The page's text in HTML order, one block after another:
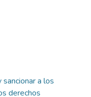
a los
derechos